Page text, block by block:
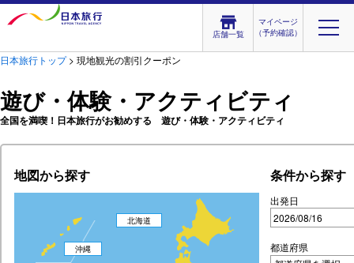
店舗一覧
マイページ
（予約確認）
日本旅行トップ> 現地観光の割引クーポン
遊び・体験・アクティビティ
全国を満喫！日本旅行がお勧めする 遊び・体験・アクティビティ
地図から探す
北海道
沖縄
条件から探す
出発日
都道府県